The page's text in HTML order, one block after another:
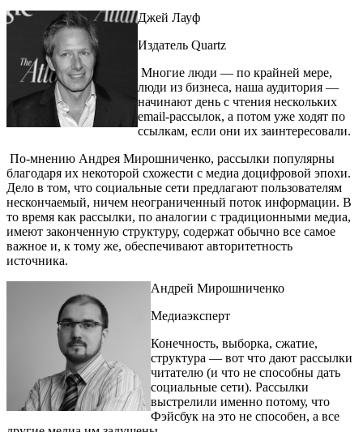
Джей Лауф
Издатель Quartz
Многие люди — по крайней мере,
люди из бизнеса, наша аудитория —
начинают день с чтения нескольких
email-рассылок, а потом уже ходят по
ссылкам, если они их заинтересовали.
По-мнению Андрея Мирошниченко, рассылки популярны
благодаря их некоторой схожести с медиа доцифровой эпохи.
Дело в том, что социальные сети предлагают пользователям
нескончаемый, ничем неограниченный поток информации. В
то время как рассылки, по аналогии с традиционными медиа,
имеют законченную структуру, содержат обычно все самое
важное и, к тому же, обеспечивают авторитетность
источника.
Андрей Мирошниченко
Медиаэксперт
Конечность, выборка, сжатие,
структура — вот что дают рассылки
читателю (и что не способны дать
социальные сети). Рассылки
выстрелили именно потому, что
Фэйсбук на это не способен, а все